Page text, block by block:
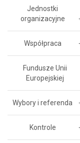
Jednostki
organizacyjne
Współpraca
Fundusze Unii
Europejskiej
Wybory i referenda
Kontrole